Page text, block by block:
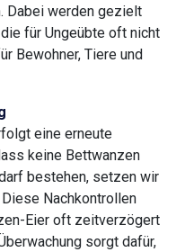
Dabei werden gezielt
für Ungeübte oft nicht
Bewohner, Tiere und
eine erneute
keine Bettwanzen
bestehen, setzen wir
Nachkontrollen
Eier oft zeitverzögert
sorgt dafür,